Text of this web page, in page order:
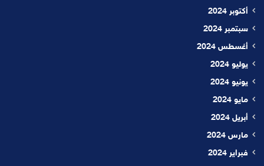
أكتوبر 2024
سبتمبر 2024
أغسطس 2024
يوليو 2024
يونيو 2024
مايو 2024
أبريل 2024
مارس 2024
فبراير 2024